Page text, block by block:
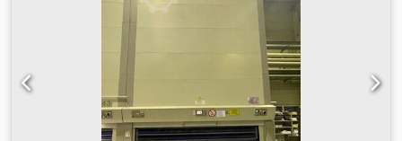
+ 0,30 m voor het tafelblad = totaal 1,54 m Aantal gondels:
40 stuks Afmetingen gondels: Breedte: ca. 2,48 m Hoogte:
ca. 23 cm Diepte: ca. 41 cm Max. draagvermogen per
gondel: 250 kg Codpfx Ahowt Sflo Eeha Toegestane totale
belasting: 10.000 kg Eigen gewicht: 1.000 kg Selectie van de
gondel op nummer werkt niet meer – apparaat dient via de
op-/neerknop bediend te worden. Staat: goed Beschikbaar: